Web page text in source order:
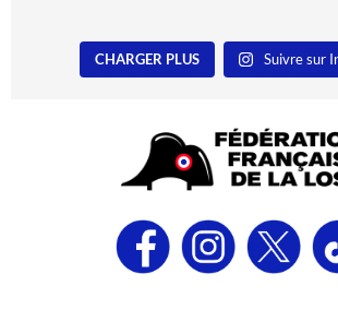
CHARGER PLUS Suivre sur